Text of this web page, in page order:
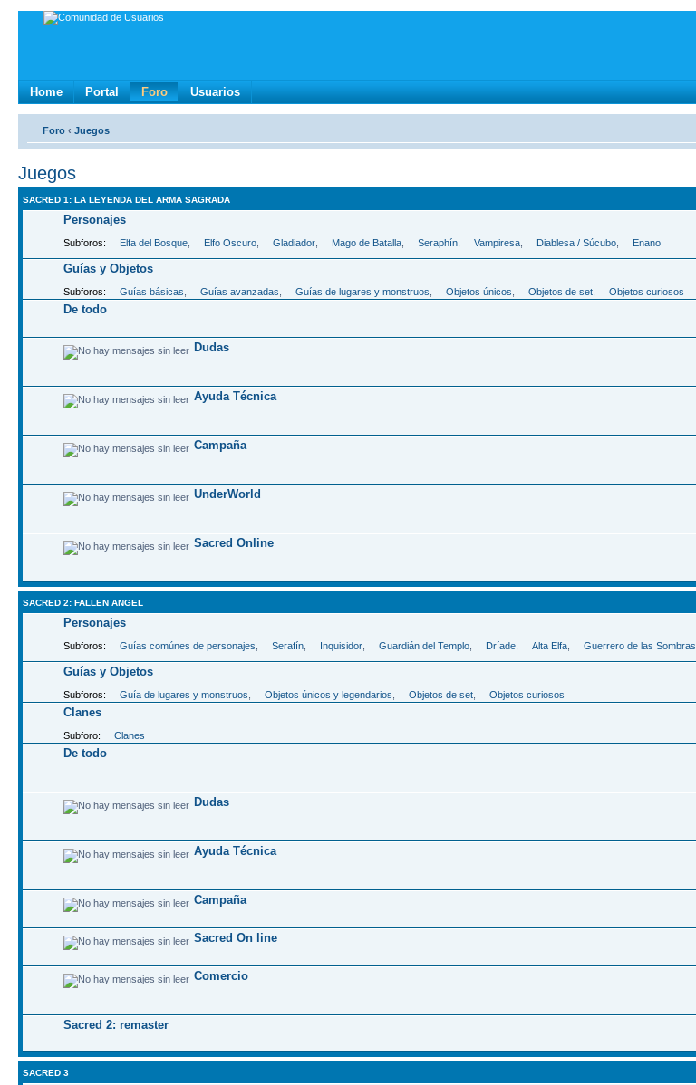
Home Portal Foro Usuarios
Foro ‹ Juegos
Juegos
SACRED 1: LA LEYENDA DEL ARMA SAGRADA
Personajes
Subforos: Elfa del Bosque Elfo Oscuro Gladiador Mago de Batalla Seraphí­n Vampiresa Diablesa / Súcubo Enano
Guí­as y Objetos
Subforos: Guí­as básicas Guí­as avanzadas Guí­as de lugares y monstruos Objetos únicos Objetos de set Objetos curiosos
De todo
Dudas
Ayuda Técnica
Campaña
UnderWorld
Sacred Online
SACRED 2: FALLEN ANGEL
Personajes
Subforos: Guías comúnes de personajes Serafín Inquisidor Guardián del Templo Dríade Alta Elfa Guerrero de las Sombras
Guías y Objetos
Subforos: Guía de lugares y monstruos Objetos únicos y legendarios Objetos de set Objetos curiosos
Clanes
Subforo: Clanes
De todo
Dudas
Ayuda Técnica
Campaña
Sacred On line
Comercio
Sacred 2: remaster
SACRED 3